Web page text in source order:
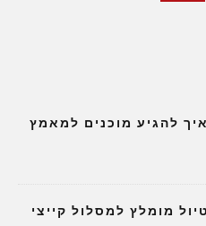
לטרק בגיל 60+: איך להגיע מוכנים למאמץ
מומלץ למסלול קייצי